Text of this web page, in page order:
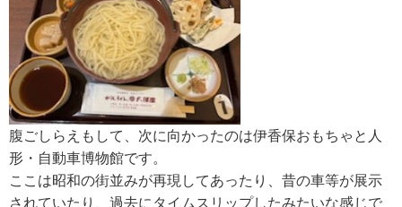
腹ごしらえもして、次に向かったのは伊香保おもちゃと人
形・自動車博物館です。
ここは昭和の街並みが再現してあったり、昔の車等が展示
されていたり、過去にタイムスリップしたみたいな感じで